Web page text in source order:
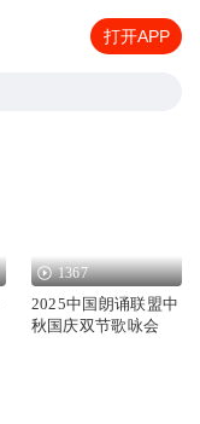
打开APP
1367
2025中国朗诵联盟中
秋国庆双节歌咏会